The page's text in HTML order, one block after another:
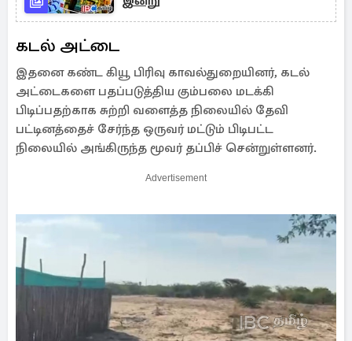
கடல் அட்டை
இதனை கண்ட கியூ பிரிவு காவல்துறையினர், கடல்
அட்டைகளை பதப்படுத்திய கும்பலை மடக்கி
பிடிப்பதற்காக சுற்றி வளைத்த நிலையில் தேவி
பட்டினத்தைச் சேர்ந்த ஒருவர் மட்டும் பிடிபட்ட
நிலையில் அங்கிருந்த மூவர் தப்பிச் சென்றுள்ளனர்.
Advertisement